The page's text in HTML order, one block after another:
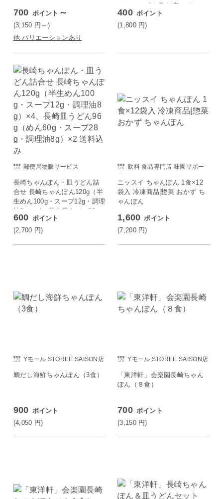
700 ポイント ～
(3,150 円 ～)
他 バリエーションあり
ぽんスープ お取り寄せ ラーメ
ン ご当地 グルメ 熊本 7-14営
業以内発送予定(土日祝除)
400 ポイント
(1,800 円)
郵便局物販サービス
長崎ちゃんぽん・皿うどん詰
合せ 長崎ちゃんぽん120g（半
生めん100g・スープ12g・調理
油8g）×4、長崎皿うどん96g
（めん60g・スープ28g・調理
油8g）×2 送料込み
600 ポイント
(2,700 円)
飲料 食品専門店 味園サポー
ト
ニッスイ ちゃんぽん 1食×12
袋入 冷凍商品|惣菜 おかず ち
ゃんぽん
1,600 ポイント
(7,200 円)
Yモール STOREE SAISON店
鯛だし海鮮ちゃんぽん（3食）
900 ポイント
(4,050 円)
Yモール STOREE SAISON店
「東洋軒」会楽園長崎ちゃん
ぽん（８食）
700 ポイント
(3,150 円)